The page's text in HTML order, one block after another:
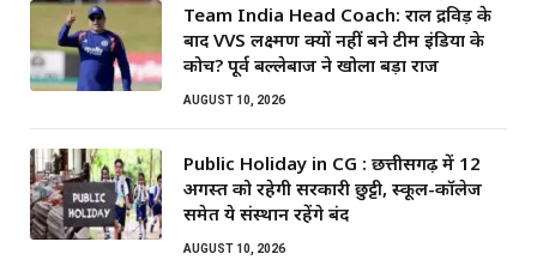
Team India Head Coach: राहुल द्रविड़ के
बाद VVS लक्ष्मण क्यों नहीं बने टीम इंडिया के
कोच? पूर्व बल्लेबाज ने खोला बड़ा राज
AUGUST 10, 2026
Public Holiday in CG : छत्तीसगढ़ में 12
अगस्त को रहेगी सरकारी छुट्टी, स्कूल-कॉलेज
समेत ये संस्थान रहेंगे बंद
AUGUST 10, 2026